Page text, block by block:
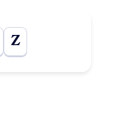
Z